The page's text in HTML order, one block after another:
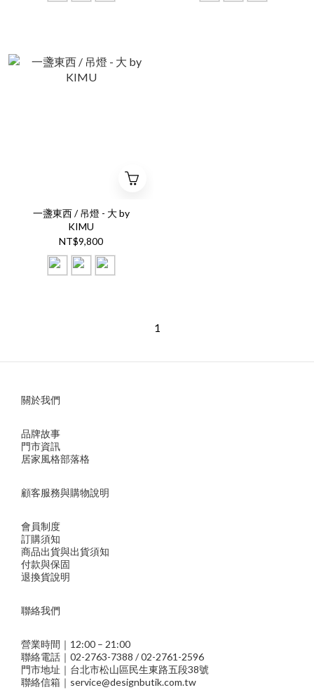
一盞東西 / 吊燈 - 大 by
KIMU
NT$9,800
1
關於我們
品牌故事
門市資訊
居家風格部落格
顧客服務與購物說明
會員制度
訂購須知
商品出貨與出貨須知
付款與保固
退換貨說明
聯絡我們
營業時間｜12:00 – 21:00
聯絡電話｜02-2763-7388 / 02-2761-2596
門市地址｜台北市松山區民生東路五段38號
聯絡信箱｜service@designbutik.com.tw